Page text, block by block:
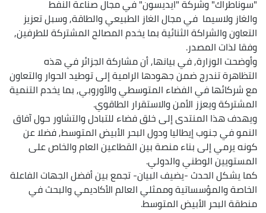
"سوناطراك" وشركة "ايديسون" في مجال صناعة النفط
والغاز ولاسيما في مجال الغاز الطبيعي والطاقة, وسبل تعزيز
التعاون والشراكة الثنائية بما يخدم المصالح المشتركة للطرفين,
وفقا لذات المصدر.
وأوضحت الوزارة, في بيانها, أن مشاركة الجزائر في هذه
التظاهرة تندرج ضمن جهودها الرامية إلى توطيد الحوار والتعاون
مع شركائها في الفضاء المتوسطي والأوروبي, بما يخدم التنمية
المشتركة ويعزز الأمن والاستقرار الطاقوي.
ويهدف هذا المنتدى إلى خلق فضاء للتبادل والتشاور حول آفاق
النمو في جنوب إيطاليا ودول البحر الأبيض المتوسط, فضلا عن
كونه يرمي إلى بناء منصة بين القطاعين العام والخاص على
المستويين الوطني والدولي.
كما يشكل الحدث -يضيف البيان- تجمع بين أفضل الجهات الفاعلة
الخاصة والمؤسساتية وممثلي العالم الأكاديمي والبحث في
منطقة البحر الأبيض المتوسط.